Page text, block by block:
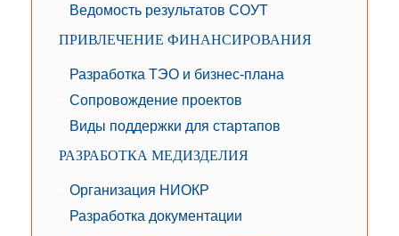
Ведомость результатов СОУТ
ПРИВЛЕЧЕНИЕ ФИНАНСИРОВАНИЯ
Разработка ТЭО и бизнес-плана
Сопровождение проектов
Виды поддержки для стартапов
РАЗРАБОТКА МЕДИЗДЕЛИЯ
Организация НИОКР
Разработка документации